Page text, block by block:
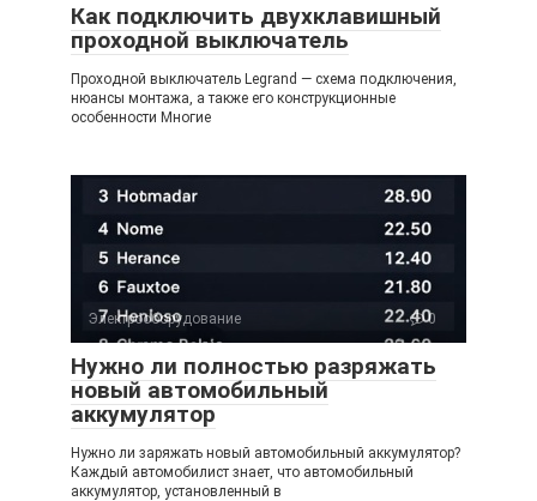
Как подключить двухклавишный
проходной выключатель
Проходной выключатель Legrand — схема подключения,
нюансы монтажа, а также его конструкционные
особенности Многие
Электрооборудование 0
Нужно ли полностью разряжать
новый автомобильный
аккумулятор
Нужно ли заряжать новый автомобильный аккумулятор?
Каждый автомобилист знает, что автомобильный
аккумулятор, установленный в